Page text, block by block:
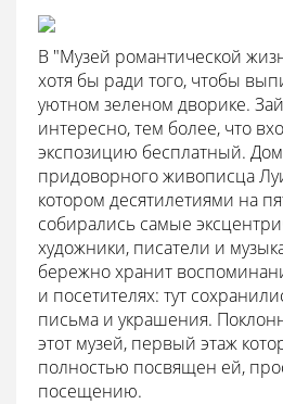
В "Музей романтической
хотя бы ради того, чтобы
уютном зеленом дворике.
интересно, тем более, что
экспозицию бесплатный.
придоворного живописца
котором десятилетиями на
собирались самые
художники, писатели и
бережно хранит
и посетителях: тут
письма и украшения.
этот музей, первый этаж
полностью посвящен ей,
посещению.